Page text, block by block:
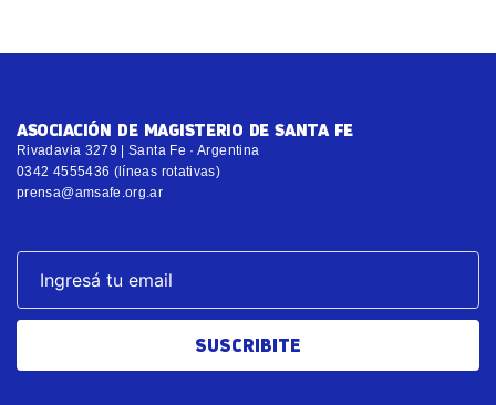
ASOCIACIÓN DE MAGISTERIO DE SANTA FE
Rivadavia 3279 | Santa Fe · Argentina
0342 4555436 (líneas rotativas)
prensa@amsafe.org.ar
SUSCRIBITE